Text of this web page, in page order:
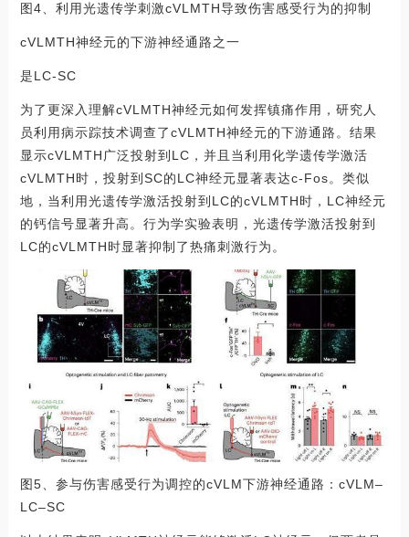
图4、利用光遗传学刺激cVLMTH导致伤害感受行为的抑制
cVLMTH神经元的下游神经通路之一
是LC-SC
为了更深入理解cVLMTH神经元如何发挥镇痛作用，研究人
员利用病示踪技术调查了cVLMTH神经元的下游通路。结果
显示cVLMTH广泛投射到LC，并且当利用化学遗传学激活
cVLMTH时，投射到SC的LC神经元显著表达c-Fos。类似
地，当利用光遗传学激活投射到LC的cVLMTH时，LC神经元
的钙信号显著升高。行为学实验表明，光遗传学激活投射到
LC的cVLMTH时显著抑制了热痛刺激行为。
图5、参与伤害感受行为调控的cVLM下游神经通路：cVLM–
LC–SC